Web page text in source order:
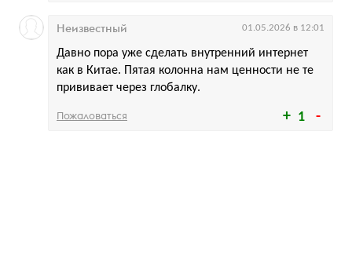
1
Давно пора уже сделать внутренний интернет
как в Китае. Пятая колонна нам ценности не те
прививает через глобалку.
Неизвестный 01.05.2026 в 12:01
Пожаловаться